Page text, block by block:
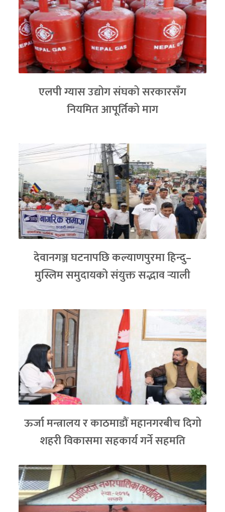
एलपी ग्यास उद्योग संघको सरकारसँग
नियमित आपूर्तिको माग
देवानगञ्ज घटनापछि कल्याणपुरमा हिन्दु–
मुस्लिम समुदायको संयुक्त सद्भाव र्‍याली
ऊर्जा मन्त्रालय र काठमाडौं महानगरबीच दिगो
शहरी विकासमा सहकार्य गर्ने सहमति